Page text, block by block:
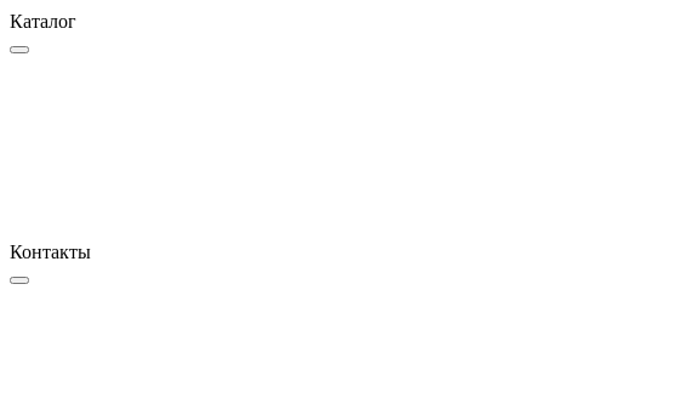
Каталог
Контакты